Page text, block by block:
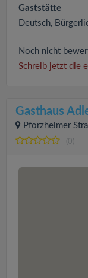
Gaststätte
Deutsch,
Noch nicht
Schreib jetzt die
Gasthaus
Pforzheimer
(0)